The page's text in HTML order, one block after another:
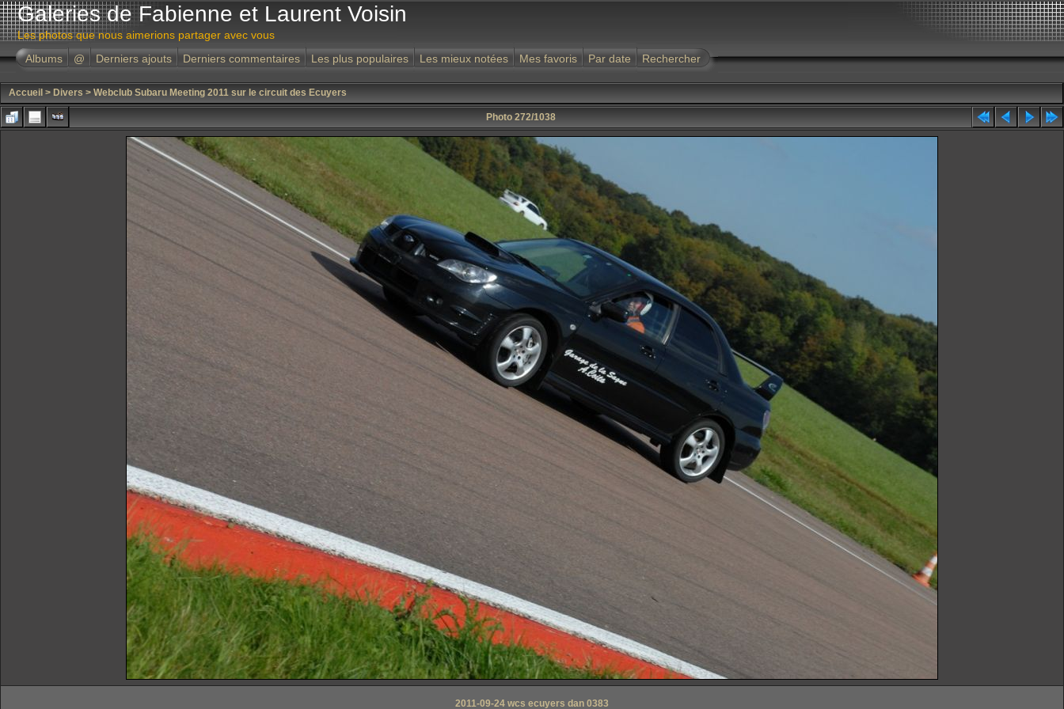
Galeries de Fabienne et Laurent Voisin
Les photos que nous aimerions partager avec vous
Albums
@ Derniers ajouts Derniers commentaires Les plus populaires Les mieux notées Mes favoris Par date Rechercher
Accueil > Divers > Webclub Subaru Meeting 2011 sur le circuit des Ecuyers
Photo 272/1038
2011-09-24 wcs ecuyers dan 0383